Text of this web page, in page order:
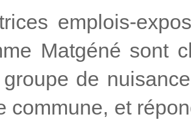
emplois-
Matgéné sont
groupe de
commune, et